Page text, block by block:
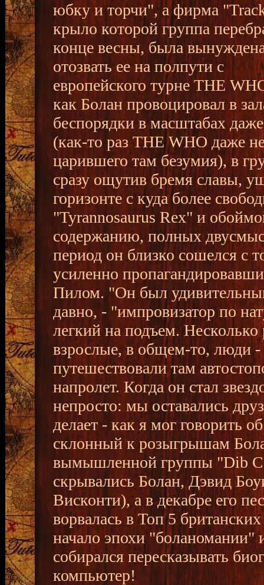
юбку и торчи", а фирма
крыло которой группа
конце весны, была
отозвать ее на полпути с
европейского турне THE
как Болан провоцировал в
беспорядки в масштабах
(как-то раз THE WHO даже
царившего там безумия), в
сразу ощутив бремя славы,
горизонте с куда более
"Tyrannosaurus Rex" и
содержанию, полных
период он близко сошелся
усиленно
Пилом. "Он был
давно, - "импровизатор по
легкий на подъем.
взрослые, в общем-то, люди -
путешествовали там
напролет. Когда он стал
непросто: мы оставались
делает - как я мог говорить
склонный к розыгрышам
вымышленной группы "Dib
скрывались Болан, Дэвид
Висконти), а в декабре его
ворвалась в Топ 5
начало эпохи "боланомании"
собирался пересказывать
компьютер!